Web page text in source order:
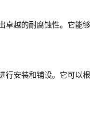
卓越的耐腐蚀性。它
安装和铺设。它可